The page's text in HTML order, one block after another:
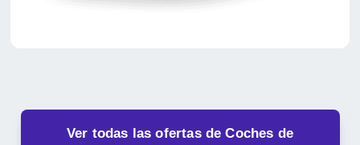
Ver todas las ofertas de Coches de